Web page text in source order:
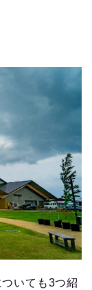
いても3つ紹